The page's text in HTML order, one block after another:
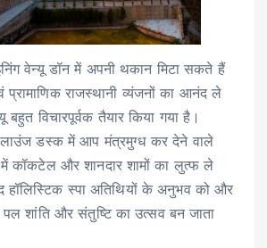
वेन्यू डॉन में अपनी थकान मिटा सकते हैं
प्रामाणिक राजस्थानी व्यंजनों का आनंद ले
विचारपूर्वक तैयार किया गया है।
लाउंज डस्क में आप मंत्रमुग्ध कर देने वाले
में कॉकटेल और शानदार शामों का लुत्फ ले
स्पा अतिथियों के अनुभव को और
शांति और संतुष्टि का उत्सव बन जाता